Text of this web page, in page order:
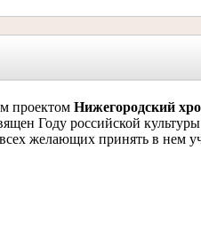
проектом Нижегородский
Году российской
желающих принять в нем